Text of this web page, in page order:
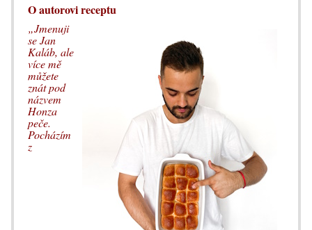
O autorovi receptu
„Jmenuji
se Jan
Kaláb, ale
více mě
můžete
znát pod
názvem
Honza
peče.
Pocházím
z